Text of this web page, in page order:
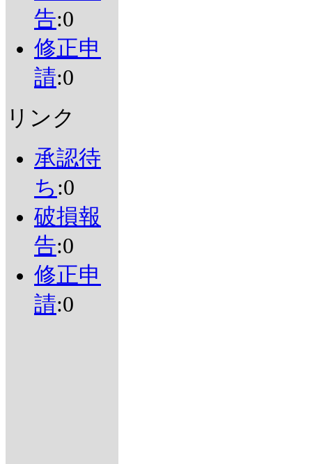
告:0
修正申
請:0
リンク
承認待
ち :0
破損報
告:0
修正申
請:0